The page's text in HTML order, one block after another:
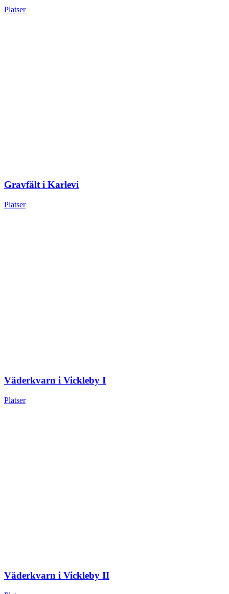
Platser
Gravfält i Karlevi
Platser
Väderkvarn i Vickleby I
Platser
Väderkvarn i Vickleby II